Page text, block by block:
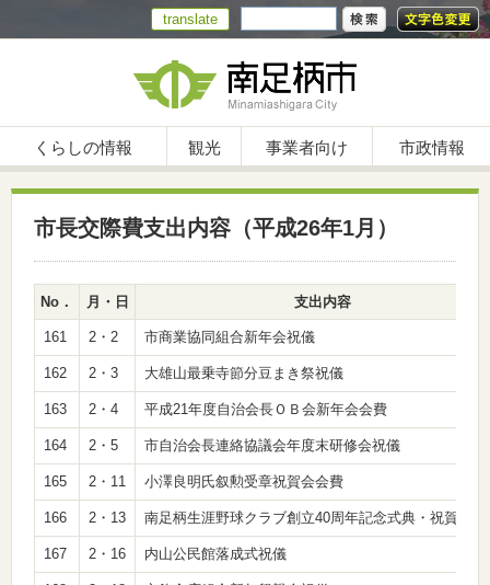
translate
くらしの情報 観光 事業者向け 市政情報
市長交際費支出内容（平成26年1月）
No． 月・日 支出内容
161 2・2 市商業協同組合新年会祝儀
162 2・3 大雄山最乗寺節分豆まき祭祝儀
163 2・4 平成21年度自治会長ＯＢ会新年会会費
164 2・5 市自治会長連絡協議会年度末研修会祝儀
165 2・11 小澤良明氏叙勲受章祝賀会会費
166 2・13 南足柄生涯野球クラブ創立40周年記念式典・祝賀会祝
167 2・16 内山公民館落成式祝儀